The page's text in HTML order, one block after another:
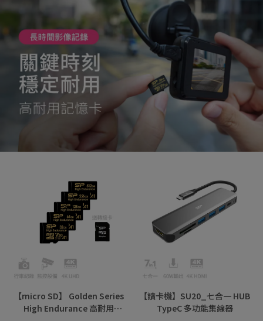
【micro SD】 Golden Series
High Endurance 高耐用
【讀卡機】SU20_七合一 HUB
TypeC 多功能集線器